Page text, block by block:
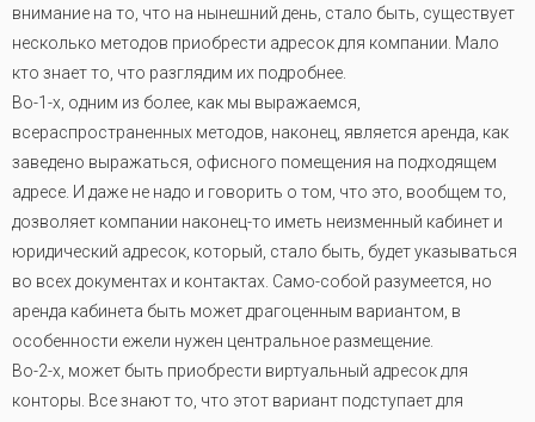
внимание на то, что на нынешний день, стало быть, существует
несколько методов приобрести адресок для компании. Мало
кто знает то, что разглядим их подробнее.
Во-1-х, одним из более, как мы выражаемся,
всераспространенных методов, наконец, является аренда, как
заведено выражаться, офисного помещения на подходящем
адресе. И даже не надо и говорить о том, что это, вообщем то,
дозволяет компании наконец-то иметь неизменный кабинет и
юридический адресок, который, стало быть, будет указываться
во всех документах и контактах. Само-собой разумеется, но
аренда кабинета быть может драгоценным вариантом, в
особенности ежели нужен центральное размещение.
Во-2-х, может быть приобрести виртуальный адресок для
конторы. Все знают то, что этот вариант подступает для